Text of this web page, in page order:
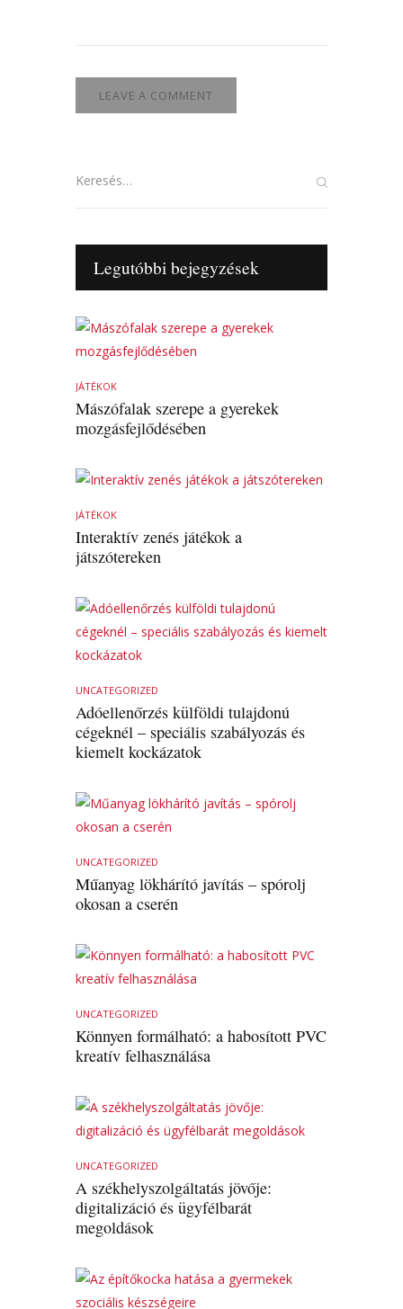
Keresés:
Legutóbbi bejegyzések
JÁTÉKOK
Mászófalak szerepe a gyerekek
mozgásfejlődésében
JÁTÉKOK
Interaktív zenés játékok a
játszótereken
UNCATEGORIZED
Adóellenőrzés külföldi tulajdonú
cégeknél – speciális szabályozás és
kiemelt kockázatok
UNCATEGORIZED
Műanyag lökhárító javítás – spórolj
okosan a cserén
UNCATEGORIZED
Könnyen formálható: a habosított PVC
kreatív felhasználása
UNCATEGORIZED
A székhelyszolgáltatás jövője:
digitalizáció és ügyfélbarát
megoldások